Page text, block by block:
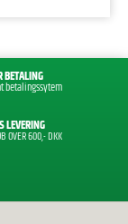
BETALING
betalingssytem
LEVERING
OVER 600,- DKK